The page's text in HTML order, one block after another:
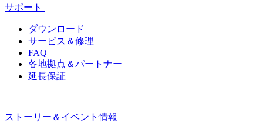
サポート
ダウンロード
サービス＆修理
FAQ
各地拠点＆パートナー
延長保証
ストーリー＆イベント情報